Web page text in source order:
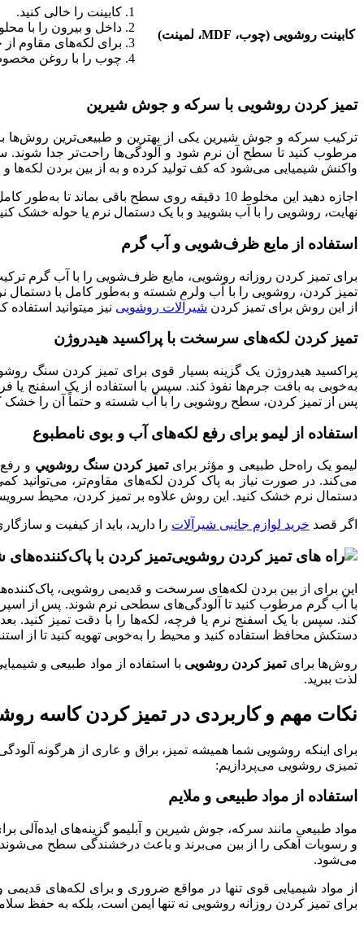
کابینت روشویی (چوب، MDF، لمینت)
کابینت را خالی کنید.
داخل و بیرون را با
برای لکه‌های مقاوم
چوب را با روغن
تمیز کردن روشویی با سرکه و جوش شیرین
ترکیب سرکه و جوش شیرین یکی از بهترین و طبیعی‌ترین روش‌ها
مرطوب کنید تا سطح آن نرم شود و آلودگی‌ها راحت‌تر جدا
واکنش شیمیایی می‌شود که کف تولید کرده و به از بین بردن لکه‌ها
اجازه دهید این مخلوط 10 دقیقه روی سطح باقی
نهایت، روشویی را با آب بشویید و با یک دستمال نرم یا حوله خشک
استفاده از مایع ظرف‌شویی و آب گرم
برای تمیز کردن روزانه روشویی، مایع ظرف‌شویی را با آب گرم
تمیز کردن، روشویی را با آب ولرم شسته و به‌طور کامل با
از این روش برای تمیز کردن شیرآلات روشویی نیز میتوانید استفاده
تمیز کردن لکه‌های سرسخت با پراکسید هیدروژن
به‌خوبی به بافت جرم‌ها نفوذ کند. سپس با استفاده از یک اسفنج
پس از تمیز کردن، سطح روشویی را با آب شسته و حتماً آن را خشک
استفاده از لیمو برای رفع لکه‌های آب و بوی نامطبوع
لیمو یک راه‌حل طبیعی و مؤثر برای تميز كردن سنگ روشويي و
می‌کند. در صورت نیاز به پاک کردن لکه‌های مقاوم‌تر، می‌توانید
دستمال نرم خشک کنید. این روش علاوه بر تمیز کردن، محیط
اگر قصد خرید لوازم جانبی شیرآلات را دارید، باید از کیفیت و
تمیز کردن با پاک‌کننده‌های
این برای از بین بردن لکه‌های سرسخت و قدیمی روشویی،
کند. سپس با یک اسفنج نرم یا فرچه، لکه‌ها را با دقت تمیز کنید.
دستکش محافظ استفاده کنید و محیط را به‌خوبی تهویه کنید تا از
روش‌ها برای تمیز کردن روشویی با استفاده از مواد طبیعی و
لذت ببرید.
نکات مهم و کاربردی در تمیز کردن کاسه
برای اینکه روشویی شما همیشه تمیز، براق و عاری از هرگونه
تمیزی روشویی می‌پردازیم:
استفاده از مواد طبیعی و ملایم
مواد طبیعی مانند سرکه، جوش شیرین و آبلیمو گزینه‌های ایده‌آلی
و رسوبات آهکی را از بین می‌برند و باعث درخشندگی سطح می‌شوند.
می‌شود.
از مواد شیمیایی قوی تنها در مواقع ضروری و برای لکه‌های
برای تمیز کردن روزانه روشویی نه تنها ایمن است، بلکه به حفظ